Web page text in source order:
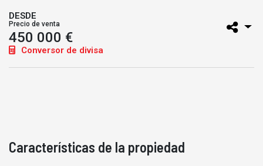
DESDE
Precio de venta
450 000 €
Conversor de divisa
Características de la propiedad